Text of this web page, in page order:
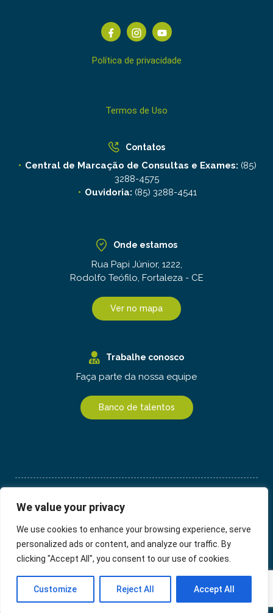
We value your privacy
We use cookies to enhance your browsing experience, serve
personalized ads or content, and analyze our traffic. By
clicking "Accept All", you consent to our use of cookies.
Customize Reject All Accept All
Agende sua consulta aqui e exames aqui
Política de privacidade
Termos de Uso
Contatos
Central de Marcação de Consultas e Exames: (85)
3288-4575
Ouvidoria: (85) 3288-4541
Onde estamos
Rua Papi Júnior, 1222,
Rodolfo Teófilo, Fortaleza - CE
Ver no mapa
Trabalhe conosco
Faça parte da nossa equipe
Banco de talentos
Hospital Haroldo Juaçaba
Dr. Sérgio Ferreira Juaçaba,
Responsável Técnico, CRM 2701
Empresa do Grupo